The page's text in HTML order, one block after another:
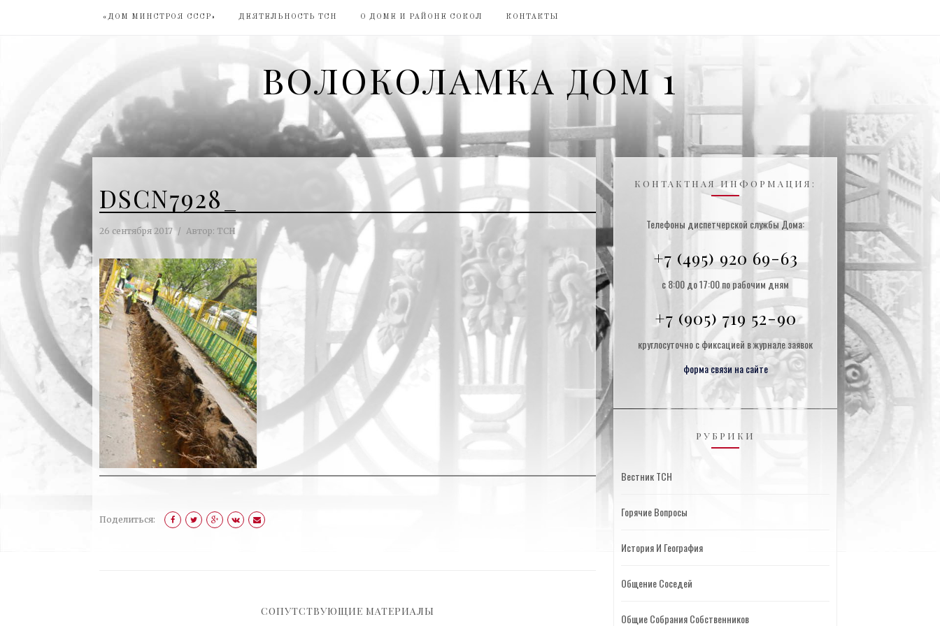
«ДОМ МИНСТРОЯ СССР» ДЕЯТЕЛЬНОСТЬ ТСН О ДОМЕ И РАЙОНЕ СОКОЛ КОНТАКТЫ
ВОЛОКОЛАМКА ДОМ 1
DSCN7928_
26 сентября 2017 Автор: ТСН
Поделиться:
СОПУТСТВУЮЩИЕ МАТЕРИАЛЫ
КОНТАКТНАЯ ИНФОРМАЦИЯ:
Телефоны диспетчерской службы Дома:
+7 (495) 920 69-63
с 8:00 до 17:00 по рабочим дням
+7 (905) 719 52-90
круглосуточно с фиксацией в журнале заявок
форма связи на сайте
РУБРИКИ
Вестник ТСН
Горячие Вопросы
История И География
Общение Соседей
Общие Собрания Собственников